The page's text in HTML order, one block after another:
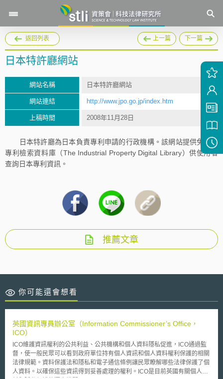
返回列表 上一篇 下一篇
日本特許廳網站
網站名稱 日本特許廳網站
網站連結 http://www.jpo.go.jp/index.htm
上稿時間 2008年11月28日
日本特許廳為日本負責專利申請的行政機構。該網站提供免費的
專利檢索資料庫（The Industrial Property Digital Library）供使用者
查詢日本專利資訊。
推薦文章
你可能還會想看
英國資訊專員辦公室（Information Commissioner’s Office，
ICO）
ICO維護資訊權利的公共利益、公共機構和個人資料隱私促進，ICO通過監
督，使一般民眾可以看到政府單位持有個人資訊和個人資料權利保護的相關
法律規範。資料保護法和隱私和電子通信條例讓民眾瞭解哪些法律保護了個
人資料。以確保這些資訊得到妥善處理的權利。ICO是目前英國有關個人資